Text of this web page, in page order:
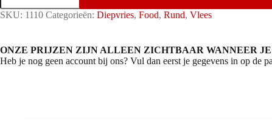
SKU: 1110 Categorieën: Diepvries, Food, Rund, Vlees
ONZE PRIJZEN ZIJN ALLEEN ZICHTBAAR WANNEER
Heb je nog geen account bij ons? Vul dan eerst je gegevens in op de